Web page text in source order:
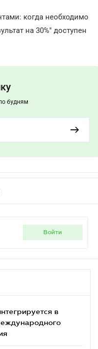
когда необходимо
на 30%" доступен
будням
войти
в